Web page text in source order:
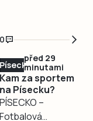
bude v neděli 9.
srpna dějištěm
tradičního Galaxy
CykloŠvec kritéria
Hradiště 2026.
Oblíbený silniční
závod se pojede
0
Písecko
před 29
minutami
Kam za sportem
na Písecku?
PÍSECKO –
Fotbalová